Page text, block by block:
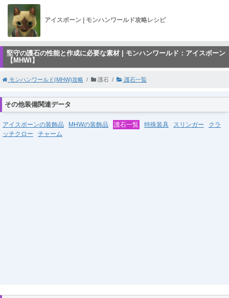
アイスボーン | モンハンワールド攻略レシピ
堅守の護石の性能と作成に必要な素材 | モンハンワールド：アイスボーン
【MHWI】
モンハンワールド(MHW)攻略 護石 護石一覧
その他装備関連データ
アイスボーンの装飾品 MHWの装飾品 護石一覧 特殊装具 スリンガー
クラ
ッチクロー
チャーム